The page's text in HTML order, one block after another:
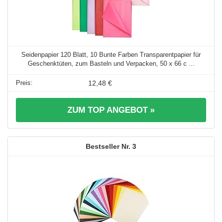
Seidenpapier 120 Blatt, 10 Bunte Farben Transparentpapier für
Geschenktüten, zum Basteln und Verpacken, 50 x 66 c ...
12,48 €
ZUM TOP ANGEBOT »
3